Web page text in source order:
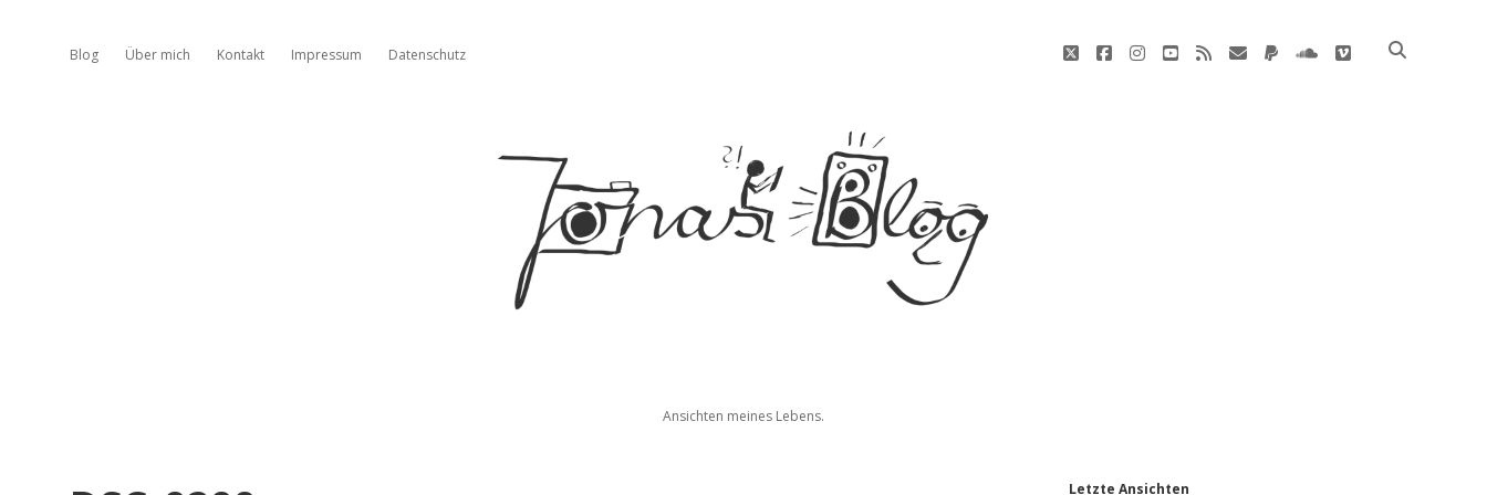
Blog Über mich Kontakt Impressum Datenschutz twitterfacebookinstagram
youtube
rss E-
paypalsoundcloud
vimeo
Jonas'
Ansichten meines Lebens.
Letzte Ansichten